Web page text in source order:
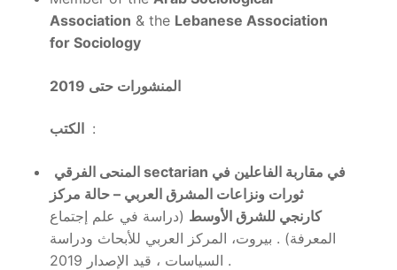
Association & the Lebanese Association
for Sociology
المنشورات حتى 2019
الكتب :
sectarian
ثورات ونزاعات المشرق العربي – حالة مركز
كارنجي للشرق الأوسط (دراسة في علم إجتماع
المعرفة) . بيروت، المركز العربي للأبحاث ودراسة
السياسات ، قيد الإصدار 2019 .